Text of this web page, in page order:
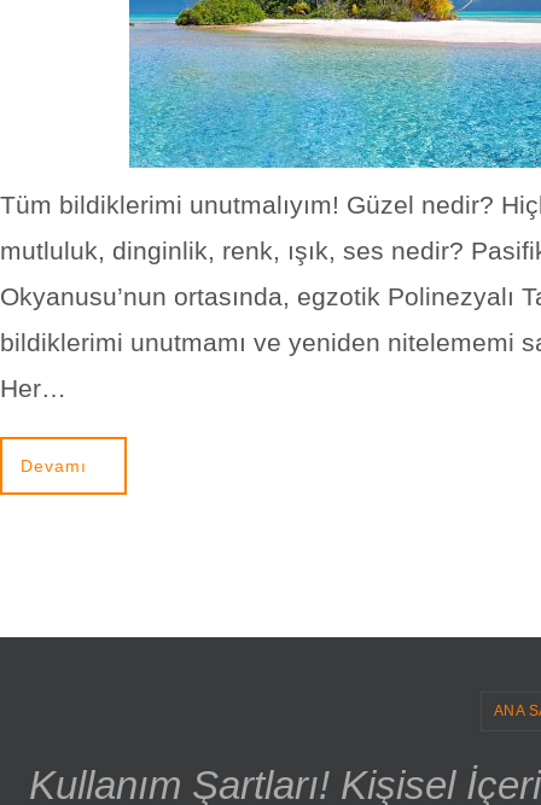
Tüm bildiklerimi unutmalıyım! Güzel nedir?
mutluluk, dinginlik, renk, ışık, ses nedir?
Okyanusu’nun ortasında, egzotik Polinezyalı
bildiklerimi unutmamı ve yeniden nitelememi
Her…
Devamı
ANA
Kullanım Şartları! Kişisel